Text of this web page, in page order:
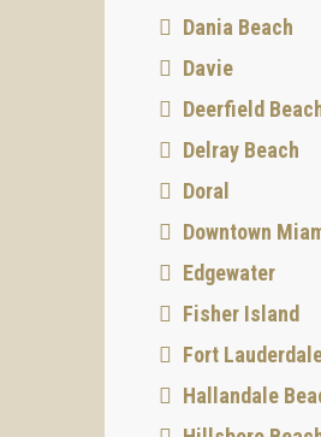
Dania Beach
Davie
Deerfield
Delray Beach
Doral
Downtown
Edgewater
Fisher Island
Fort
Hallandale